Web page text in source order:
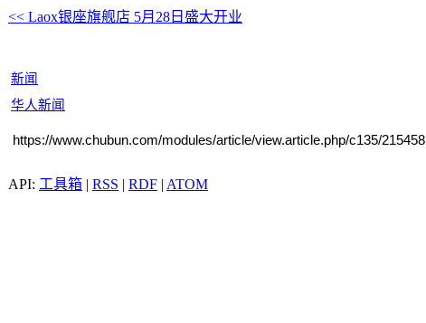
<< Laox银座旗舰店 5月28日盛大开业
新闻
华人新闻
https://www.chubun.com/modules/article/view.article.php/c135/215458
工具箱 | RSS | RDF | ATOM